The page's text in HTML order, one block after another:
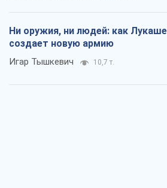
Ни оружия, ни людей: как
создает новую армию
Игар Тышкевич 10,7 т.